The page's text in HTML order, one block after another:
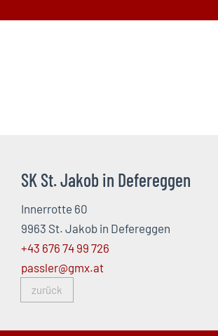
SK St. Jakob in Defereggen
Innerrotte 60
9963 St. Jakob in Defereggen
+43 676 74 99 726
passler@gmx.at
zurück